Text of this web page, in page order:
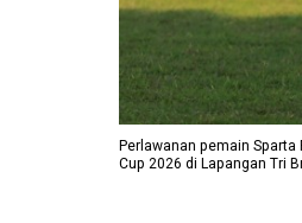
Perlawanan pemain
Cup 2026 di Lapangan Tri